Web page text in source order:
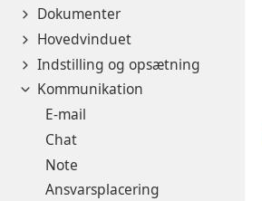
Dokumenter
Hovedvinduet
Indstilling og opsætning
Kommunikation
E-mail
Chat
Note
Ansvarsplacering